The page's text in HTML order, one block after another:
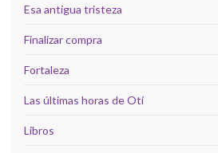
Esa antigua tristeza
Finalizar compra
Fortaleza
Las últimas horas de Otí
Libros